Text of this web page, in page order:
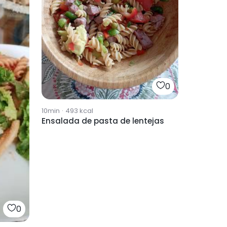
0
0
10min · 493 kcal
Ensalada de pasta de lentejas